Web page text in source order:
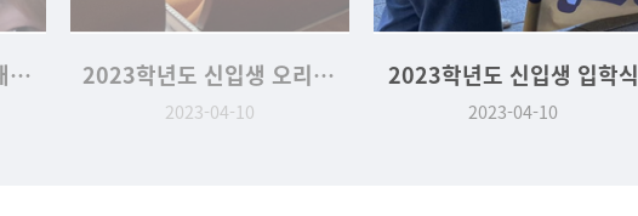
2023학년도 인문대학 새.신.발 행사 2023학년도 신입생 오리엔테이션
2023-04-10
2023학년도 신입생 입학식
2023-04-10